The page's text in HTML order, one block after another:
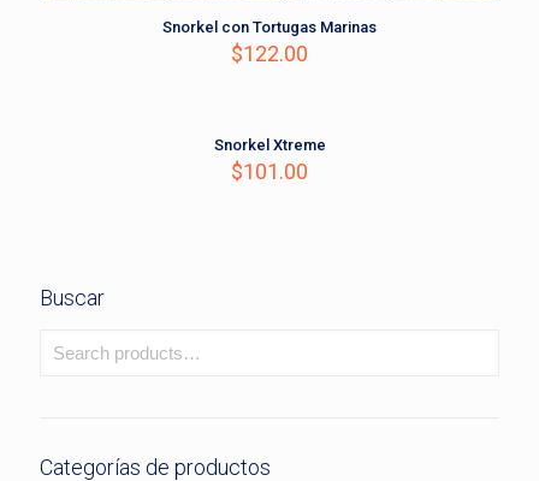
Snorkel con Tortugas Marinas
$122.00
Snorkel Xtreme
$101.00
Buscar
Categorías de productos